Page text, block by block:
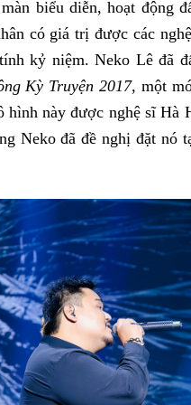
biểu diễn, hoạt động
có giá trị được các
kỷ niệm. Neko Lê đã
Kỳ Truyện 2017, một
hình này được nghệ sĩ Hà
Neko đã đề nghị đặt nó